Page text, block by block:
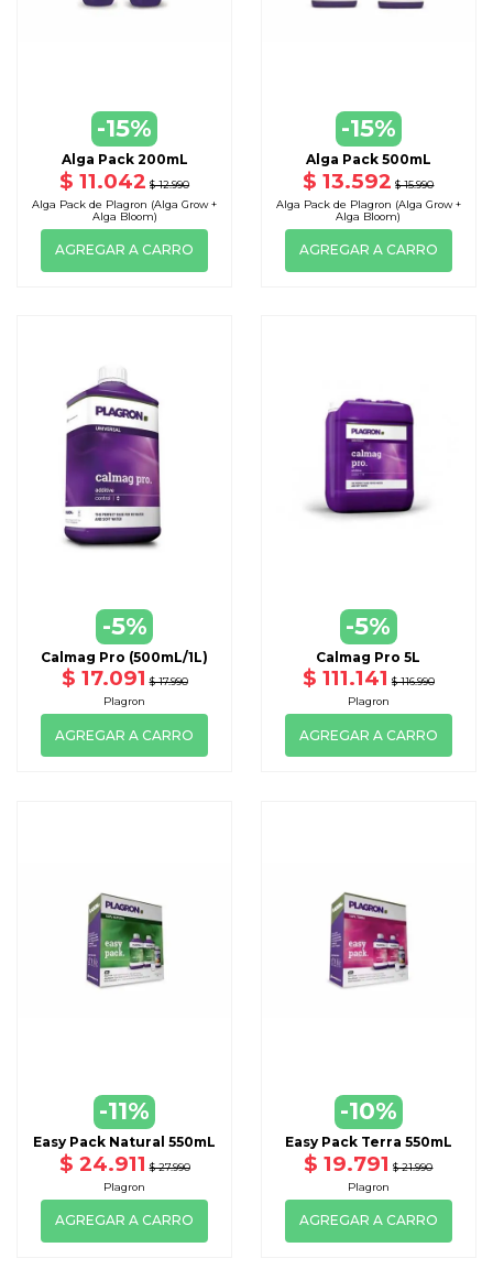
-15%
Alga Pack 200mL
$ 11.042 $ 12.990
Alga Pack de Plagron (Alga Grow +
Alga Bloom)
AGREGAR A CARRO
-15%
Alga Pack 500mL
$ 13.592 $ 15.990
Alga Pack de Plagron (Alga Grow +
Alga Bloom)
AGREGAR A CARRO
-5%
Calmag Pro (500mL/1L)
$ 17.091 $ 17.990
Plagron
AGREGAR A CARRO
-5%
Calmag Pro 5L
$ 111.141 $ 116.990
Plagron
AGREGAR A CARRO
-11%
Easy Pack Natural 550mL
$ 24.911 $ 27.990
Plagron
AGREGAR A CARRO
-10%
Easy Pack Terra 550mL
$ 19.791 $ 21.990
Plagron
AGREGAR A CARRO